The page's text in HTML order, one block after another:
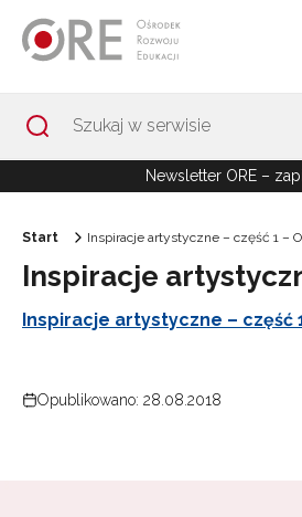
Newsletter ORE –
Start Inspiracje artystyczne – część 1 –
Inspiracje
Inspiracje artystyczne – część
Opublikowano: 28.08.2018